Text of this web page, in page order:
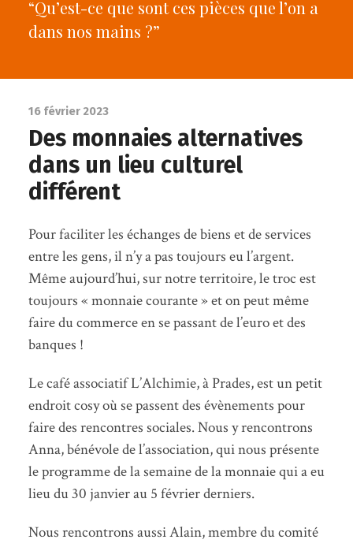
“Qu’est-ce que sont ces pièces que l’on a
dans nos mains ?”
16 février 2023
Des monnaies alternatives
dans un lieu culturel
différent
Pour faciliter les échanges de biens et de services
entre les gens, il n’y a pas toujours eu l’argent.
Même aujourd’hui, sur notre territoire, le troc est
toujours « monnaie courante » et on peut même
faire du commerce en se passant de l’euro et des
banques !
Le café associatif L’Alchimie, à Prades, est un petit
endroit cosy où se passent des évènements pour
faire des rencontres sociales. Nous y rencontrons
Anna, bénévole de l’association, qui nous présente
le programme de la semaine de la monnaie qui a eu
lieu du 30 janvier au 5 février derniers.
Nous rencontrons aussi Alain, membre du comité